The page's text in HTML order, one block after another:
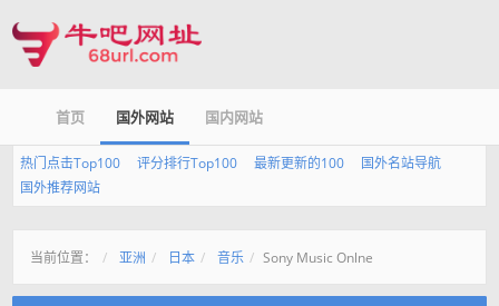
首页 国外网站 国内网站
热门点击Top100 评分排行Top100 最新更新的100
国外名站导航
国外推荐网站
当前位置： 亚洲 日本 音乐 Sony Music Onlne